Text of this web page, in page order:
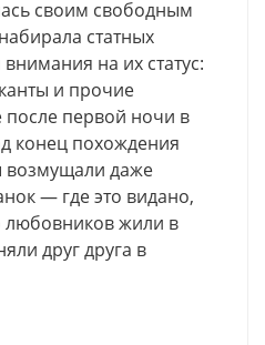
своим свободным
статных
на их статус:
и прочие
после первой ночи в
конец похождения
возмущали даже
— где это видано,
любовников жили в
друг друга в